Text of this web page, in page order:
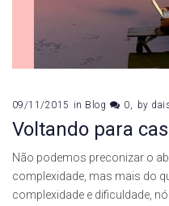
09/11/2015 in Blog 0 by
Voltando para
Não podemos preconizar o
complexidade, mas mais do
complexidade e dificuldade,